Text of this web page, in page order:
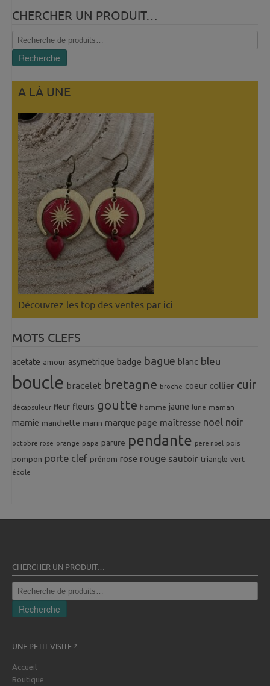
CHERCHER UN PRODUIT…
Recherche
pour :
Recherche
A LÀ UNE
Découvrez les top des ventes par ici
MOTS CLEFS
acetate amour asymetrique badge bague blanc bleu
boucle bracelet bretagne broche coeur collier cuir
décapsuleur fleur fleurs goutte homme jaune lune maman
mamie manchette marin marque page maîtresse noel noir
octobre rose orange papa parure pendante pere noel pois
pompon porte clef prénom rose rouge sautoir triangle vert
école
CHERCHER UN PRODUIT…
Recherche
pour :
Recherche
UNE PETIT VISITE ?
Accueil
Boutique